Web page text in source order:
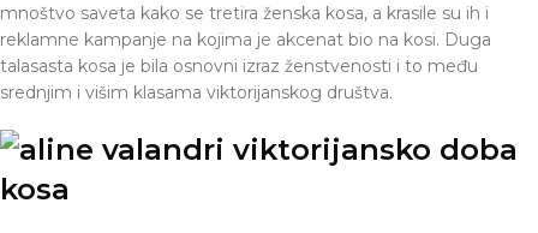
mnoštvo saveta kako se tretira ženska kosa, a krasile su ih i
reklamne kampanje na kojima je akcenat bio na kosi. Duga
talasasta kosa je bila osnovni izraz ženstvenosti i to među
srednjim i višim klasama viktorijanskog društva.